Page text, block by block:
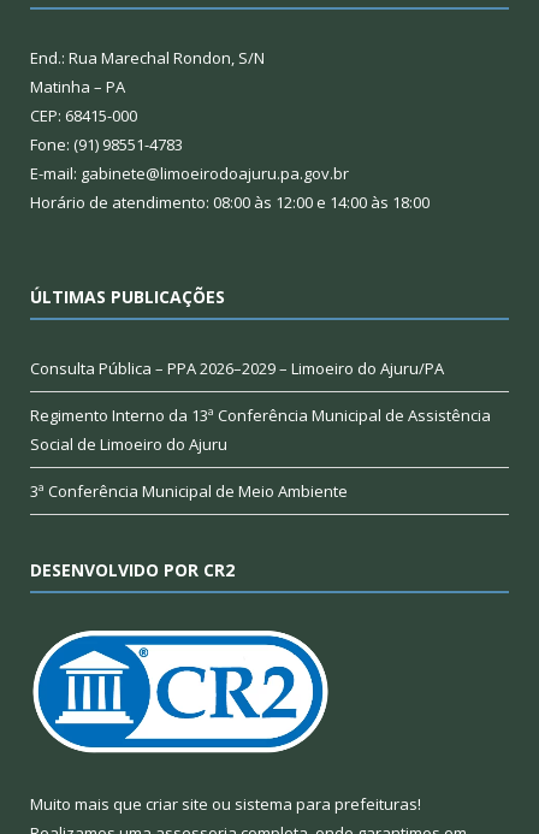
End.: Rua Marechal Rondon, S/N
Matinha – PA
CEP: 68415-000
Fone: (91) 98551-4783
E-mail: gabinete@limoeirodoajuru.pa.gov.br
Horário de atendimento: 08:00 às 12:00 e 14:00 às 18:00
ÚLTIMAS PUBLICAÇÕES
Consulta Pública – PPA 2026–2029 – Limoeiro do Ajuru/PA
Regimento Interno da 13ª Conferência Municipal de Assistência
Social de Limoeiro do Ajuru
3ª Conferência Municipal de Meio Ambiente
DESENVOLVIDO POR CR2
Muito mais que criar site ou sistema para prefeituras!